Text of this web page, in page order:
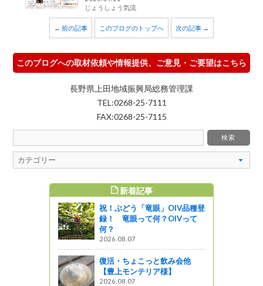
じょうしょう気流
← 前の記事 このブログのトップへ 次の記事 →
このブログへの取材依頼や情報提供、ご意見・ご要望はこちら
長野県上田地域振興局総務管理課
TEL:0268-25-7111
FAX:0268-25-7115
新着記事
祝！ぶどう「竜眼」OIV品種登
録！ 竜眼って何？OIVって
何？
2026.08.07
復活・ちょこっと飲み会他
【豊上モンテリア様】
2026.08.07